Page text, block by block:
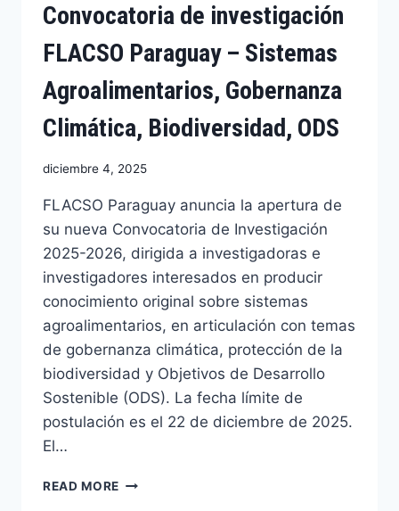
Convocatoria de investigación
FLACSO Paraguay – Sistemas
Agroalimentarios, Gobernanza
Climática, Biodiversidad, ODS
diciembre 4, 2025
FLACSO Paraguay anuncia la apertura de
su nueva Convocatoria de Investigación
2025-2026, dirigida a investigadoras e
investigadores interesados en producir
conocimiento original sobre sistemas
agroalimentarios, en articulación con temas
de gobernanza climática, protección de la
biodiversidad y Objetivos de Desarrollo
Sostenible (ODS). La fecha límite de
postulación es el 22 de diciembre de 2025.
El…
READ MORE